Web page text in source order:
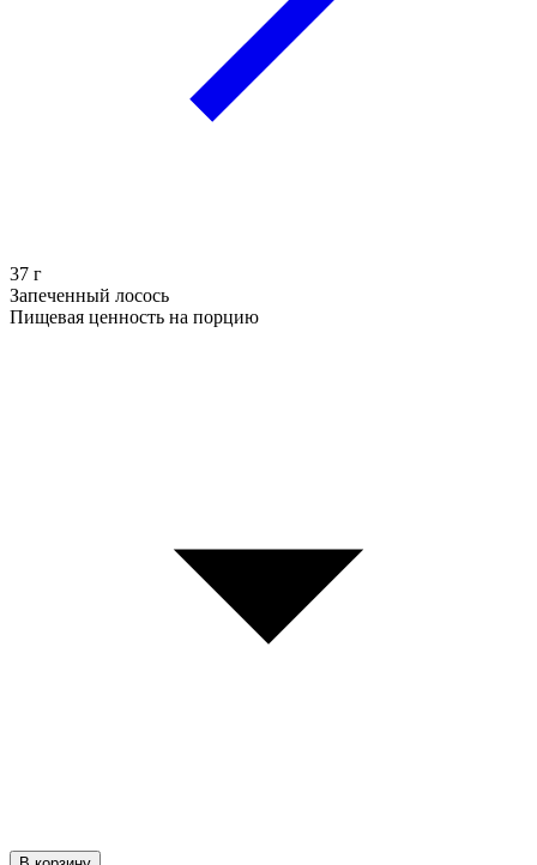
37 г
Запеченный лосось
Пищевая ценность на порцию